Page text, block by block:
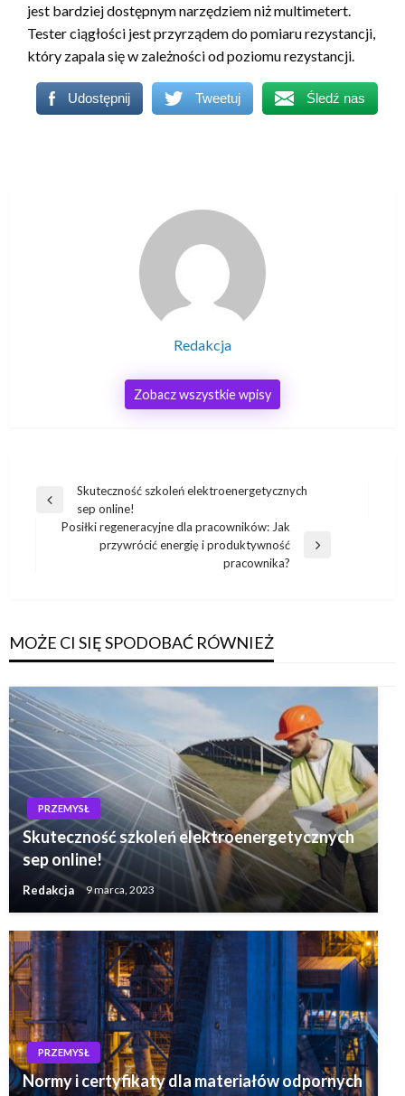
jest bardziej dostępnym narzędziem niż multimetert.
Tester ciągłości jest przyrządem do pomiaru rezystancji,
który zapala się w zależności od poziomu rezystancji.
Udostępnij Tweetuj Śledź nas
Redakcja
Zobacz wszystkie wpisy
Nawigacja
wpisu
Poprzedni
Skuteczność szkoleń elektroenergetycznych
sep online!
Następny
Posiłki regeneracyjne dla pracowników: Jak
przywrócić energię i produktywność
pracownika?
MOŻE CI SIĘ SPODOBAĆ RÓWNIEŻ
PRZEMYSŁ
Skuteczność szkoleń elektroenergetycznych
sep online!
Redakcja 9 marca, 2023
PRZEMYSŁ
Normy i certyfikaty dla materiałów odpornych